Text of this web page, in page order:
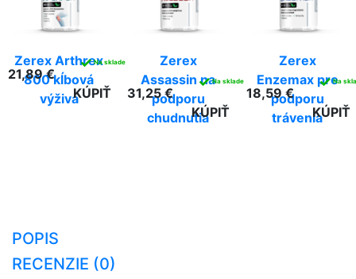
Zerex Arthrex
800 kĺbová
výživa
21,89 €
✓ Na sklade
KÚPIŤ
Zerex
Assassin na
podporu
chudnutia
31,25 €
✓ Na sklade
KÚPIŤ
Zerex
Enzemax pre
podporu
trávenia
18,59 €
✓ Na
KÚPIŤ
POPIS
RECENZIE (0)